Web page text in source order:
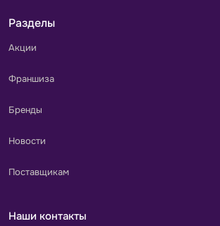
Разделы
Акции
Франшиза
Бренды
Новости
Поставщикам
Наши контакты